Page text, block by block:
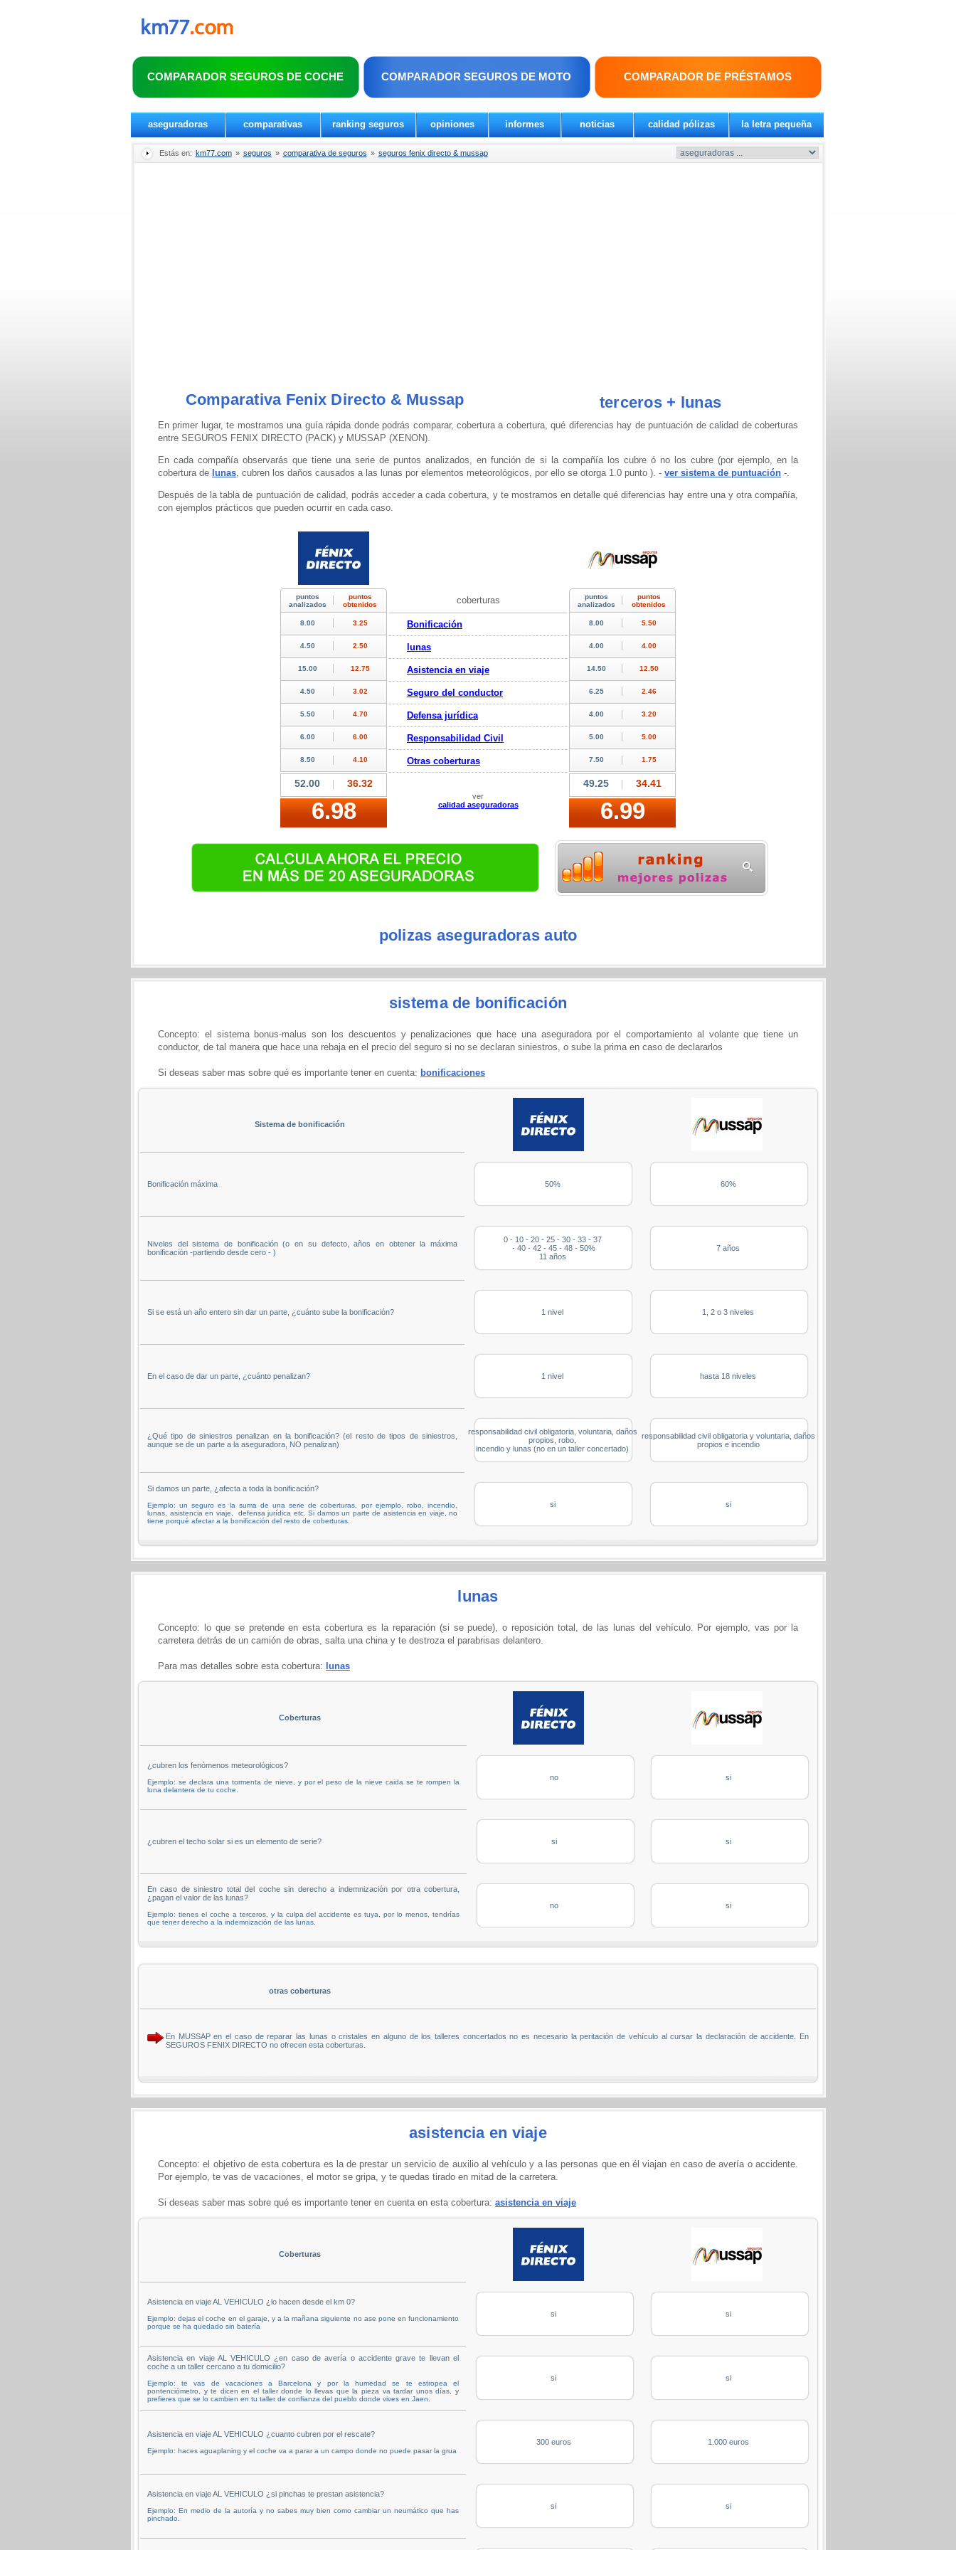
COMPARADOR SEGUROS DE COCHE COMPARADOR SEGUROS DE MOTO COMPARADOR DE PRÉSTAMOS
aseguradoras comparativas ranking seguros opiniones informes noticias calidad pólizas la letra pequeña
Estás en: km77.com » seguros » comparativa de seguros » seguros fenix directo & mussap
Comparativa Fenix Directo & Mussap terceros + lunas
En primer lugar, te mostramos una guía rápida donde podrás comparar, cobertura a cobertura, qué diferencias hay de puntuación de calidad de coberturas
entre SEGUROS FENIX DIRECTO (PACK) y MUSSAP (XENON).
En cada compañía observarás que tiene una serie de puntos analizados, en función de si la compañía los cubre ó no los cubre (por ejemplo, en la
cobertura de lunas, cubren los daños causados a las lunas por elementos meteorológicos, por ello se otorga 1.0 punto ). - ver sistema de puntuación -.
Después de la tabla de puntuación de calidad, podrás acceder a cada cobertura, y te mostramos en detalle qué diferencias hay entre una y otra compañía,
con ejemplos prácticos que pueden ocurrir en cada caso.
coberturas
Bonificación
lunas
Asistencia en viaje
Seguro del conductor
Defensa jurídica
Responsabilidad Civil
Otras coberturas
ver
calidad aseguradoras
polizas aseguradoras auto
sistema de bonificación
Concepto: el sistema bonus-malus son los descuentos y penalizaciones que hace una aseguradora por el comportamiento al volante que tiene un
conductor, de tal manera que hace una rebaja en el precio del seguro si no se declaran siniestros, o sube la prima en caso de declararlos
Si deseas saber mas sobre qué es importante tener en cuenta: bonificaciones
Sistema de bonificación
Bonificación máxima 50% 60%
Niveles del sistema de bonificación (o en su defecto, años en obtener la máxima
bonificación -partiendo desde cero - )
0 - 10 - 20 - 25 - 30 - 33 - 37
- 40 - 42 - 45 - 48 - 50%
11 años
7 años
Si se está un año entero sin dar un parte, ¿cuánto sube la bonificación? 1 nivel 1, 2 o 3 niveles
En el caso de dar un parte, ¿cuánto penalizan? 1 nivel hasta 18 niveles
¿Qué tipo de siniestros penalizan en la bonificación? (el resto de tipos de siniestros,
aunque se de un parte a la aseguradora, NO penalizan)
responsabilidad civil obligatoria, voluntaria, daños
propios, robo,
incendio y lunas (no en un taller concertado)
responsabilidad civil obligatoria y voluntaria, daños
propios e incendio
Si damos un parte, ¿afecta a toda la bonificación?
Ejemplo: un seguro es la suma de una serie de coberturas, por ejemplo, robo, incendio,
lunas, asistencia en viaje, defensa jurídica etc. Si damos un parte de asistencia en viaje, no
tiene porqué afectar a la bonificación del resto de coberturas.
si si
lunas
Concepto: lo que se pretende en esta cobertura es la reparación (si se puede), o reposición total, de las lunas del vehículo. Por ejemplo, vas por la
carretera detrás de un camión de obras, salta una china y te destroza el parabrisas delantero.
Para mas detalles sobre esta cobertura: lunas
Coberturas
¿cubren los fenómenos meteorológicos?
Ejemplo: se declara una tormenta de nieve, y por el peso de la nieve caida se te rompen la
luna delantera de tu coche.
no si
¿cubren el techo solar si es un elemento de serie? si si
En caso de siniestro total del coche sin derecho a indemnización por otra cobertura,
¿pagan el valor de las lunas?
Ejemplo: tienes el coche a terceros, y la culpa del accidente es tuya, por lo menos, tendrías
que tener derecho a la indemnización de las lunas.
no si
otras coberturas
En MUSSAP en el caso de reparar las lunas o cristales en alguno de los talleres concertados no es necesario la peritación de vehículo al cursar la declaración de accidente. En
SEGUROS FENIX DIRECTO no ofrecen esta coberturas.
asistencia en viaje
Concepto: el objetivo de esta cobertura es la de prestar un servicio de auxilio al vehículo y a las personas que en él viajan en caso de avería o accidente.
Por ejemplo, te vas de vacaciones, el motor se gripa, y te quedas tirado en mitad de la carretera.
Si deseas saber mas sobre qué es importante tener en cuenta en esta cobertura: asistencia en viaje
Coberturas
Asistencia en viaje AL VEHICULO ¿lo hacen desde el km 0?
Ejemplo: dejas el coche en el garaje, y a la mañana siguiente no ase pone en funcionamiento
porque se ha quedado sin batería
si si
Asistencia en viaje AL VEHICULO ¿en caso de avería o accidente grave te llevan el
coche a un taller cercano a tu domicilio?
Ejemplo: te vas de vacaciones a Barcelona y por la humedad se te estropea el
pontenciómetro, y te dicen en el taller donde lo llevas que la pieza va tardar unos días, y
prefieres que se lo cambien en tu taller de confianza del pueblo donde vives en Jaen.
si si
Asistencia en viaje AL VEHICULO ¿cuanto cubren por el rescate?
Ejemplo: haces aguaplaning y el coche va a parar a un campo donde no puede pasar la grua
300 euros 1.000 euros
Asistencia en viaje AL VEHICULO ¿si pinchas te prestan asistencia?
Ejemplo: En medio de la autoría y no sabes muy bien como cambiar un neumático que has
pinchado.
si si